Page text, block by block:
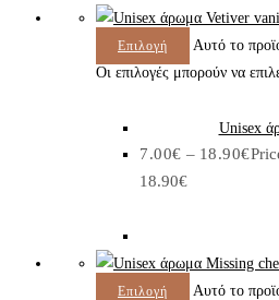
Επιλογή
Αυτό το
Οι επιλογές μπορούν να
Unisex
7.00€ – 18.90€
18.90€
Επιλογή
Αυτό το